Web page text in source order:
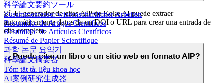
科学論文要約ツール
Zusammenfasser wissenschaftlicher Arbeiten
Resumidor de Artigos Científicos
Resumidor de Artículos Científicos
Résumé de Papier Scientifique
과학 논문 요약기
科學論文摘要器
Tóm tắt tài liệu khoa học
AI案例研究生成器
Sí. El generador de citas AIP de Koke AI puede extraer
automáticamente datos de un DOI o URL para crear una entrada de
cita completa.
¿Puedo citar un libro o un sitio web en formato AIP?